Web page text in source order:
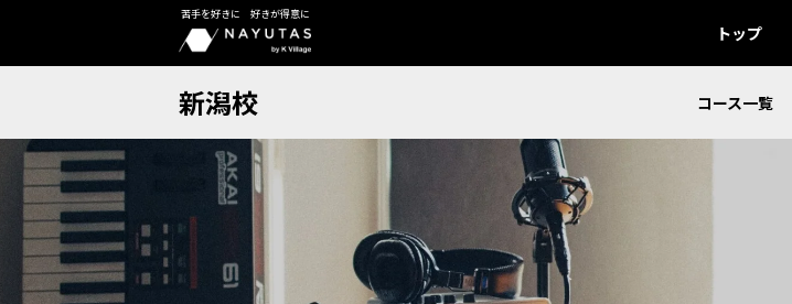
苦手を好きに 好きが得意に
トップ
新潟校 コース一覧